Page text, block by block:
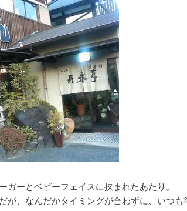
ガーとベビーフェイスに挟まれたあたり。
が、なんだかタイミングが合わずに、いつも